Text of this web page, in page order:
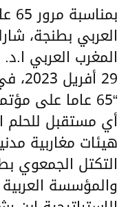
العربي بطنجة،
المغرب العربي
29
“65 عاما على
أي مستقبل للحلم
هيئات مغاربية
التكتل الجمعوي
والمؤسسة العربية